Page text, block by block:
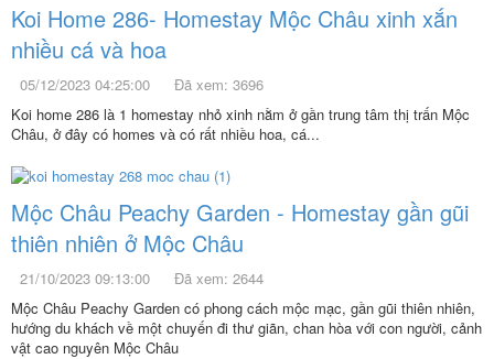
Koi Home 286- Homestay Mộc Châu xinh xắn
nhiều cá và hoa
05/12/2023 04:25:00
Đã xem: 3696
Koi home 286 là 1 homestay nhỏ xinh nằm ở gần trung tâm thị trấn Mộc
Châu, ở đây có homes và có rất nhiều hoa, cá...
Mộc Châu Peachy Garden - Homestay gần gũi
thiên nhiên ở Mộc Châu
21/10/2023 09:13:00
Đã xem: 2644
Mộc Châu Peachy Garden có phong cách mộc mạc, gần gũi thiên nhiên,
hướng du khách về một chuyến đi thư giãn, chan hòa với con người, cảnh
vật cao nguyên Mộc Châu